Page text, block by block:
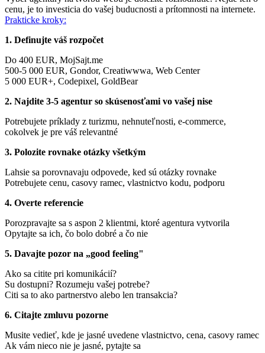
cenu, je to investicia do vašej buducnosti a prítomnosti na internete.
Prakticke kroky:
1. Definujte váš rozpočet
Do 400 EUR, MojSajt.me
500-5 000 EUR, Gondor, Creatiwwwa, Web Center
5 000 EUR+, Codepixel, GoldBear
2. Najdite 3-5 agentur so skúsenosťami vo vašej nise
Potrebujete príklady z turizmu, nehnuteľnosti, e-commerce,
cokolvek je pre váš relevantné
3. Polozite rovnake otázky všetkým
Lahsie sa porovnavaju odpovede, ked sú otázky rovnake
Potrebujete cenu, casovy ramec, vlastnictvo kodu, podporu
4. Overte referencie
Porozpravajte sa s aspon 2 klientmi, ktoré agentura vytvorila
Opytajte sa ich, čo bolo dobré a čo nie
5. Davajte pozor na „good feeling"
Ako sa citite pri komunikácií?
Su dostupni? Rozumeju vašej potrebe?
Citi sa to ako partnerstvo alebo len transakcia?
6. Citajte zmluvu pozorne
Musite vedieť, kde je jasné uvedene vlastnictvo, cena, casovy ramec
Ak vám nieco nie je jasné, pytajte sa